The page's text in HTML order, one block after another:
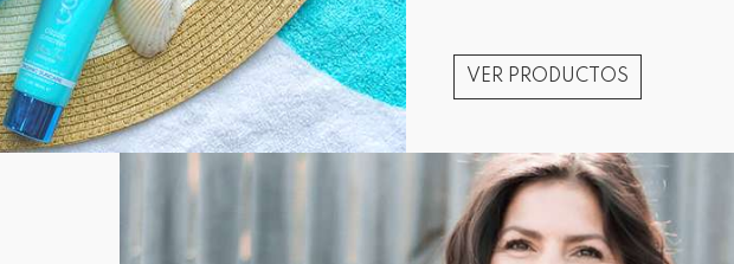
VER PRODUCTOS